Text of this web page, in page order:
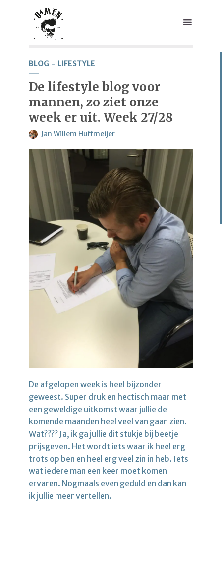
BLOG LIFESTYLE
De lifestyle blog voor
mannen, zo ziet onze
week er uit. Week 27/28
Jan Willem Huffmeijer
De afgelopen week is heel bijzonder
geweest. Super druk en hectisch maar met
een geweldige uitkomst waar jullie de
komende maanden heel veel van gaan zien.
Wat???? Ja, ik ga jullie dit stukje bij beetje
prijsgeven. Het wordt iets waar ik heel erg
trots op ben en heel erg veel zin in heb. Iets
wat iedere man een keer moet komen
ervaren. Nogmaals even geduld en dan kan
ik jullie meer vertellen.